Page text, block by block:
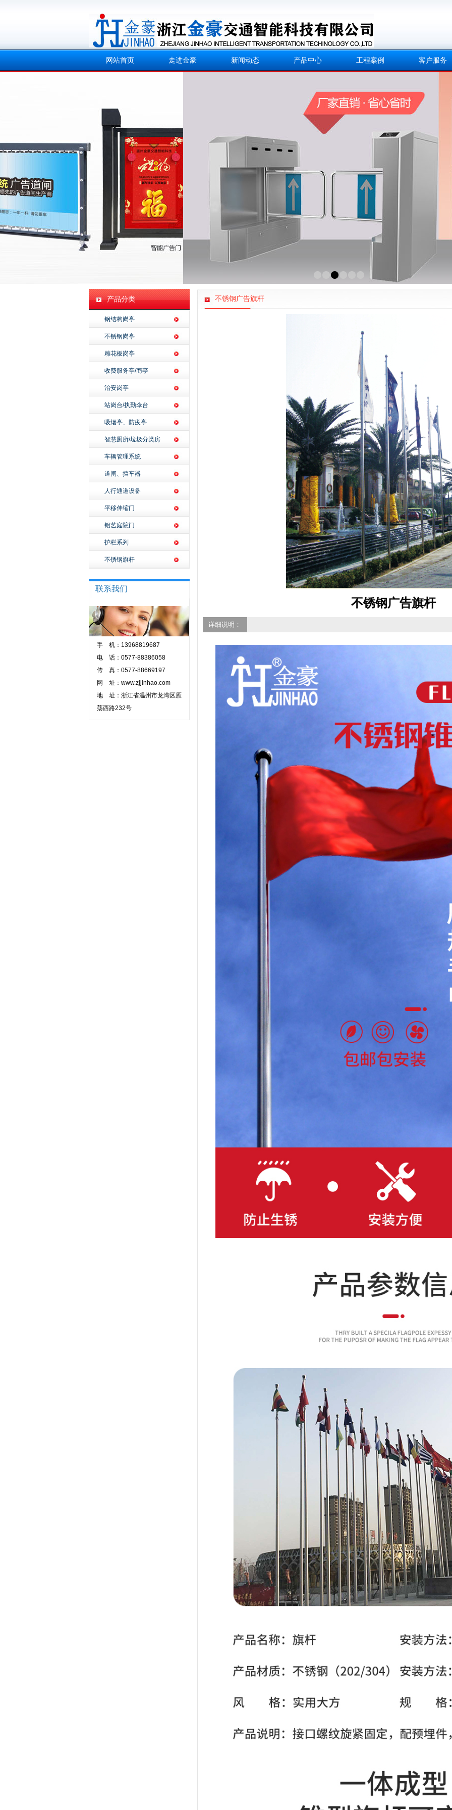
网站首页 走进金豪 新闻动态 产品中心 工程案例 客户服务
产品分类
钢结构岗亭
不锈钢岗亭
雕花板岗亭
收费服务亭/商亭
治安岗亭
站岗台/执勤伞台
吸烟亭、防疫亭
智慧厕所/垃圾分类房
车辆管理系统
道闸、挡车器
人行通道设备
平移伸缩门
铝艺庭院门
护栏系列
不锈钢旗杆
联系我们
手 机：13968819687
电 话：0577-88386058
传 真：0577-88669197
网 址： www.zjjinhao.com
地 址：浙江省温州市龙湾区雁
荡西路232号
不锈钢广告旗杆
不锈钢广告旗杆
详细说明：